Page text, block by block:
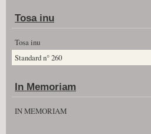
Tosa inu
Tosa inu
Standard n° 260
In Memoriam
IN MEMORIAM